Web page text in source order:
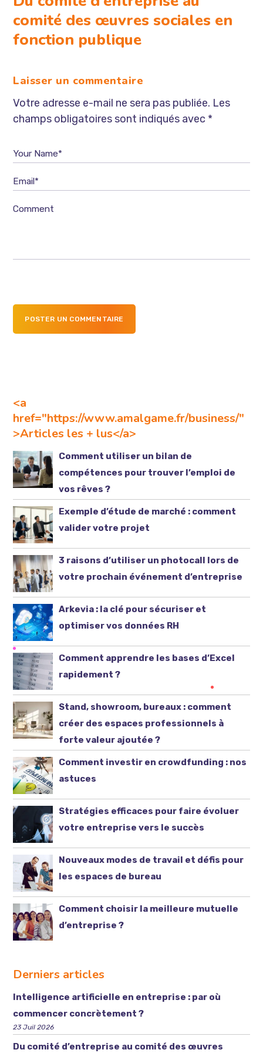
comité des œuvres sociales en
fonction publique
Laisser un commentaire
Votre adresse e-mail ne sera pas publiée. Les
champs obligatoires sont indiqués avec *
Your Name*
Email*
Comment
POSTER UN COMMENTAIRE
<a
href="https://www.amalgame.fr/business/"
>Articles les + lus</a>
Comment utiliser un bilan de
compétences pour trouver l’emploi de
vos rêves ?
Exemple d’étude de marché : comment
valider votre projet
3 raisons d’utiliser un photocall lors de
votre prochain événement d’entreprise
Arkevia : la clé pour sécuriser et
optimiser vos données RH
Comment apprendre les bases d’Excel
rapidement ?
Stand, showroom, bureaux : comment
créer des espaces professionnels à
forte valeur ajoutée ?
Comment investir en crowdfunding : nos
astuces
Stratégies efficaces pour faire évoluer
votre entreprise vers le succès
Nouveaux modes de travail et défis pour
les espaces de bureau
Comment choisir la meilleure mutuelle
d’entreprise ?
Derniers articles
Intelligence artificielle en entreprise : par où
commencer concrètement ?
23 Juil 2026
Du comité d’entreprise au comité des œuvres